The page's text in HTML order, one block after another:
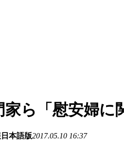
家ら「慰安婦
本語版2017.05.10 16:37